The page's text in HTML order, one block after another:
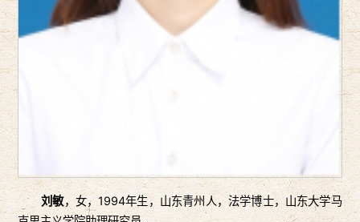
刘敏，女，1994年生，山东青州人，法学博士，山东大学马